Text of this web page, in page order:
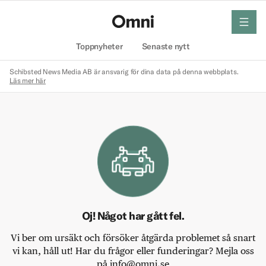
Toppnyheter Senaste nytt
meny
Schibsted News Media AB är ansvarig för dina data på denna webbplats.
Läs mer här
Oj! Något har gått fel.
Vi ber om ursäkt och försöker åtgärda problemet så snart
vi kan, håll ut! Har du frågor eller funderingar? Mejla oss